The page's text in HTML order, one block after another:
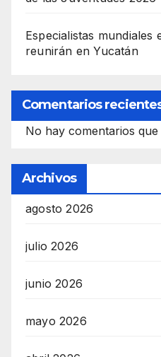
Especialistas mundiales
reunirán en Yucatán
Comentarios
No hay comentarios que
Archivos
agosto 2026
julio 2026
junio 2026
mayo 2026